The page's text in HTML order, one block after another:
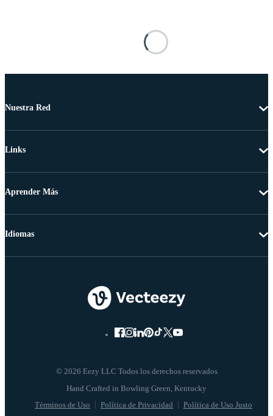
Nuestra Red
Links
Aprender Más
© 2026 Eezy LLC Todos los derechos reservados
Términos de Uso Política de Privacidad Política de Uso Justo
Idiomas